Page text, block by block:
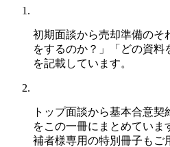
初期面談から売却準備のそ
をするのか？」「どの資料
を記載しています。
トップ面談から基本合意
をこの一冊にまとめてい
補者様専用の特別冊子もご